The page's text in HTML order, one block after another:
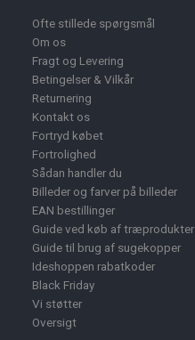
Ofte stillede spørgsmål
Om os
Fragt og Levering
Betingelser & Vilkår
Returnering
Kontakt os
Fortryd købet
Fortrolighed
Sådan handler du
Billeder og farver på billeder
EAN bestillinger
Guide ved køb af træprodukter
Guide til brug af sugekopper
Ideshoppen rabatkoder
Black Friday
Vi støtter
Oversigt